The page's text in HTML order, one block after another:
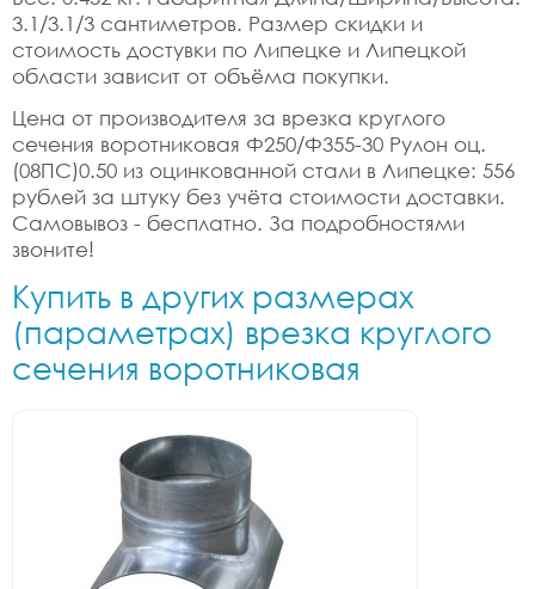
3.1/3.1/3 сантиметров. Размер скидки и
стоимость достувки по Липецке и Липецкой
области зависит от объёма покупки.
Цена от производителя за врезка круглого
сечения воротниковая Ф250/Ф355-30 Рулон оц.
(08ПС)0.50 из оцинкованной стали в Липецке: 556
рублей за штуку без учёта стоимости доставки.
Самовывоз - бесплатно. За подробностями
звоните!
Купить в других размерах
(параметрах) врезка круглого
сечения воротниковая